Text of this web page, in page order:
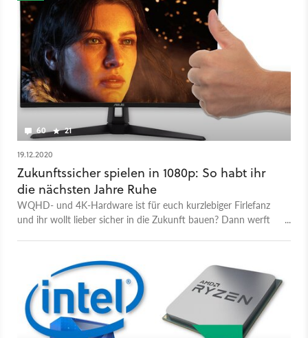
60 21
19.12.2020
Zukunftssicher spielen in 1080p: So habt ihr
die nächsten Jahre Ruhe
WQHD- und 4K-Hardware ist für euch kurzlebiger Firlefanz
und ihr wollt lieber sicher in die Zukunft bauen? Dann werft